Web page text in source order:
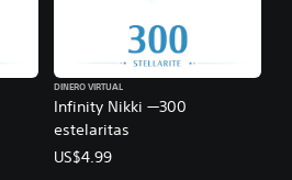
Infinity Nikki —300
estelaritas
DINERO VIRTUAL
US$4.99